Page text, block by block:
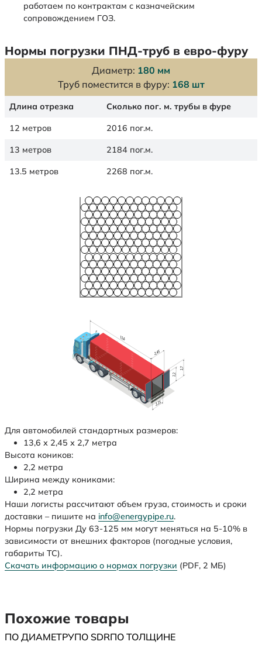
работаем по контрактам с казначейским
сопровождением ГОЗ.
Нормы погрузки ПНД-труб в евро-фуру
Диаметр: 180 мм
Труб поместится в фуру: 168 шт
Длина отрезка Сколько пог. м. трубы в фуре
12 метров 2016 пог.м.
13 метров 2184 пог.м.
13.5 метров 2268 пог.м.
Для автомобилей стандартных размеров:
13,6 х 2,45 х 2,7 метра
Высота коников:
2,2 метра
Ширина между кониками:
2,2 метра
Наши логисты рассчитают объем груза, стоимость и сроки
доставки – пишите на info@energypipe.ru.
Нормы погрузки Ду 63-125 мм могут меняться на 5-10% в
зависимости от внешних факторов (погодные условия,
габариты ТС).
Скачать информацию о нормах погрузки (PDF, 2 МБ)
Похожие товары
ПО ДИАМЕТРУПО SDRПО ТОЛЩИНЕ